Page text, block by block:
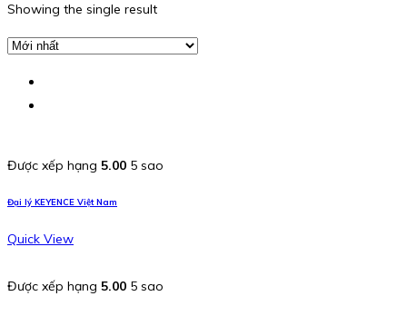
Showing the single result
Được xếp hạng 5.00 5 sao
Đại lý KEYENCE Việt Nam
Quick View
Được xếp hạng 5.00 5 sao